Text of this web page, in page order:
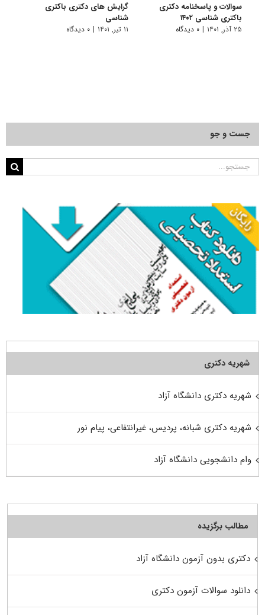
سوالات و پاسخنامه دکتری
باکتری شناسی ۱۴۰۲
۲۵ آذر, ۱۴۰۱ | ۰ دیدگاه
گرایش های دکتری باکتری
شناسی
۱۱ تیر, ۱۴۰۱ | ۰ دیدگاه
جست و جو
جستجو
شهریه دکتری
شهریه دکتری دانشگاه آزاد
شهریه دکتری شبانه، پردیس، غیرانتفاعی، پیام نور
وام دانشجویی دانشگاه آزاد
مطالب برگزیده
دکتری بدون آزمون دانشگاه آزاد
دانلود سوالات آزمون دکتری